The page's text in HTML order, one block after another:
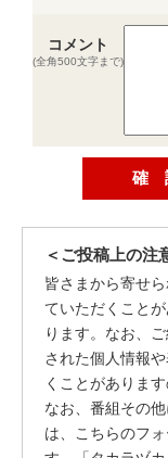
コメント
(全角500文字まで)
＜ご投稿上の注
皆さまから寄せ
ていただくこと
ります。なお、
された個人情報
くことがありま
なお、番組その
は、こちらのフ